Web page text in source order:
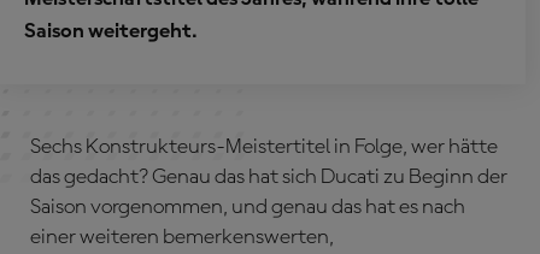
Saison weitergeht.
Sechs Konstrukteurs-Meistertitel in Folge, wer hätte
das gedacht? Genau das hat sich Ducati zu Beginn der
Saison vorgenommen, und genau das hat es nach
einer weiteren bemerkenswerten,